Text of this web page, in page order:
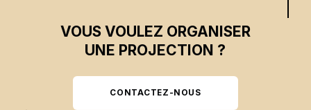
VOUS VOULEZ ORGANISER
UNE PROJECTION ?
CONTACTEZ-NOUS